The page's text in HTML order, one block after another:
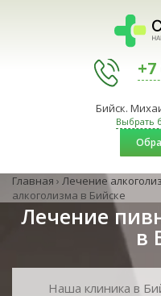
+7
Бийск.
Выбрать
Главная › Лечение
алкоголизма в Бийске
Лечение
в
Наша клиника в